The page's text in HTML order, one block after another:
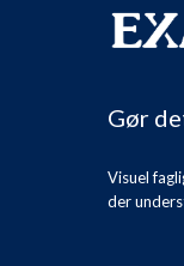
Gør
Visuel
der